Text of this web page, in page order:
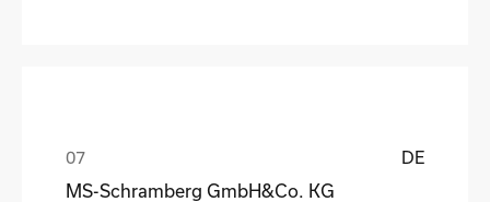
DE
MS-Schramberg GmbH&Co. KG